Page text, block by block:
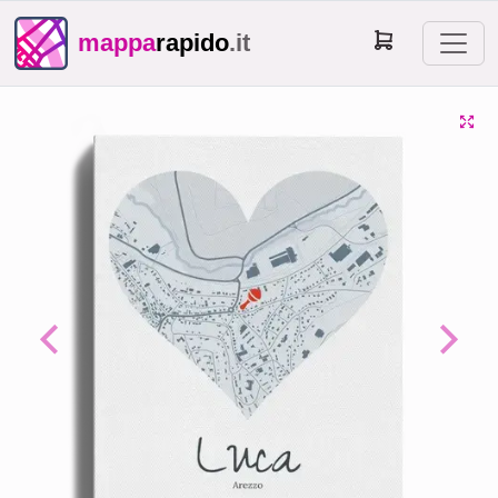
mapparapido.it
Previous Next